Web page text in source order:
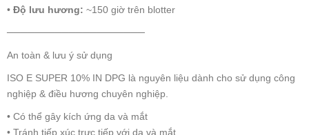
• Độ lưu hương: ~150 giờ trên blotter
────────────────────
An toàn & lưu ý sử dụng
ISO E SUPER 10% IN DPG là nguyên liệu dành cho sử dụng công
nghiệp & điều hương chuyên nghiệp.
• Có thể gây kích ứng da và mắt
• Tránh tiếp xúc trực tiếp với da và mắt